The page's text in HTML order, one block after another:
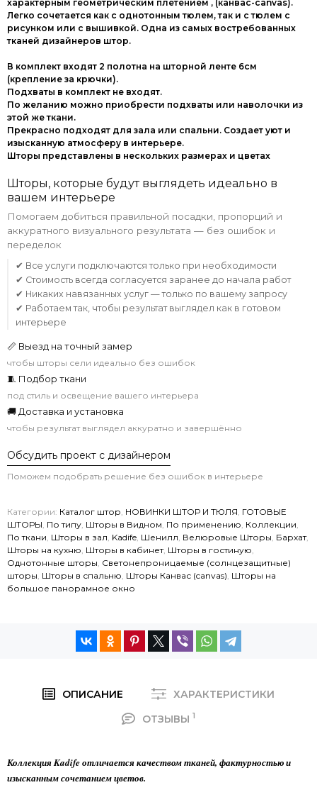
характерным геометрическим плетением , (канвас-canvas).
Легко сочетается как с однотонным тюлем, так и с тюлем с
рисунком или с вышивкой. Одна из самых востребованных
тканей дизайнеров штор.
В комплект входят 2 полотна на шторной ленте 6см
(крепление за крючки).
Подхваты в комплект не входят.
По желанию можно приобрести подхваты или наволочки из
этой же ткани.
Прекрасно подходят для зала или спальни. Создает уют и
изысканную атмосферу в интерьере.
Шторы представлены в нескольких размерах и цветах
Шторы, которые будут выглядеть идеально в
вашем интерьере
Помогаем добиться правильной посадки, пропорций и
аккуратного визуального результата — без ошибок и
переделок
✔ Все услуги подключаются только при необходимости
✔ Стоимость всегда согласуется заранее до начала работ
✔ Никаких навязанных услуг — только по вашему запросу
✔ Работаем так, чтобы результат выглядел как в готовом
интерьере
📏 Выезд на точный замер
чтобы шторы сели идеально без ошибок
🧵 Подбор ткани
под стиль и освещение вашего интерьера
🚚 Доставка и установка
чтобы результат выглядел аккуратно и завершённо
Обсудить проект с дизайнером
Поможем подобрать решение без ошибок в интерьере
Категории: Каталог штор НОВИНКИ ШТОР И ТЮЛЯ ГОТОВЫЕ
ШТОРЫ По типу Шторы в Видном По применению Коллекции
По ткани Шторы в зал Kadife Шенилл Велюровые Шторы Бархат,
Шторы на кухню Шторы в кабинет, Шторы в гостиную
Однотонные шторы Светонепроницаемые (солнцезащитные)
шторы Шторы в спальню Шторы Канвас (canvas) Шторы на
большое панорамное окно
ОПИСАНИЕ
ХАРАКТЕРИСТИКИ
ОТЗЫВЫ 1
Коллекция Kadife отличается качеством тканей, фактурностью и
изысканным сочетанием цветов.